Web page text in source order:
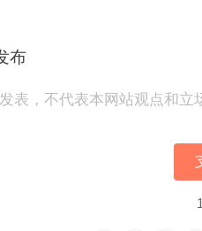
布
表，不代表本网站观点和立